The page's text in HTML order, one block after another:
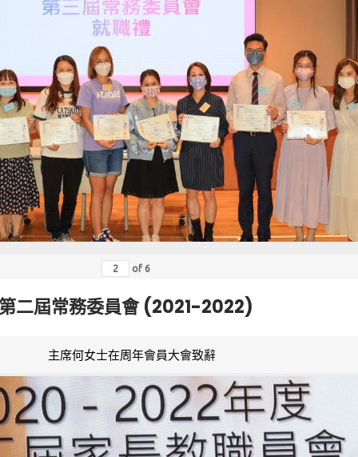
of 6
二屆常務委員會 (2021-2022)
主席何女士在周年會員大會致辭